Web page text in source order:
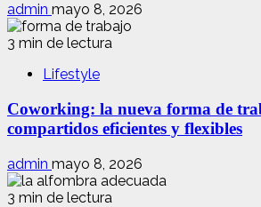
admin mayo 8, 2026
3 min de lectura
Lifestyle
Coworking: la nueva forma de
compartidos eficientes y flexibles
admin mayo 8, 2026
3 min de lectura